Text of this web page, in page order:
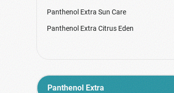
Panthenol Extra Sun Care
Panthenol Extra Citrus Eden
Panthenol Extra